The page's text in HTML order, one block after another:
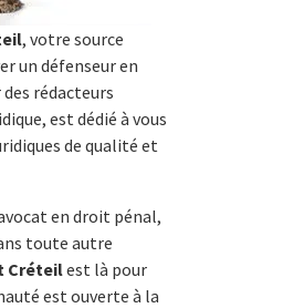
, votre source
un défenseur en
rédacteurs
est dédié à vous
de qualité et
en droit pénal,
toute autre
Créteilest là pour
est ouverte à la